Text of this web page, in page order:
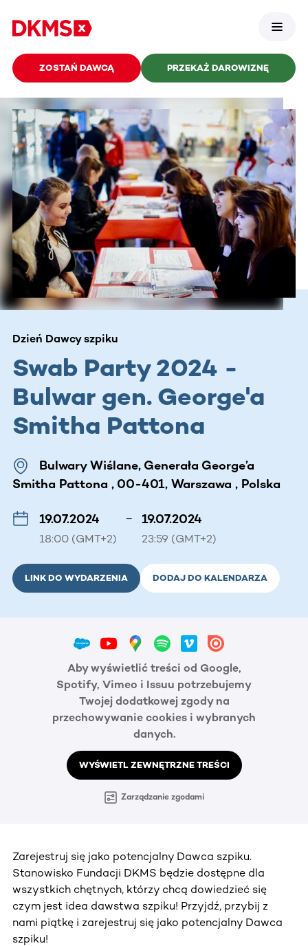
ZOSTAŃ DAWCĄ PRZEKAŻ DAROWIZNĘ
Dzień Dawcy szpiku
Swab Party 2024 -
Bulwar gen. George'a
Smitha Pattona
Bulwary Wiślane, Generała George’a
Smitha Pattona , 00-401, Warszawa , Polska
19.07.2024
18:00 (GMT+2)
– 19.07.2024
23:59 (GMT+2)
LINK DO WYDARZENIA DODAJ DO KALENDARZA
Aby wyświetlić treści od Google,
Spotify, Vimeo i Issuu potrzebujemy
Twojej dodatkowej zgody na
przechowywanie cookies i wybranych
danych.
WYŚWIETL ZEWNĘTRZNE TREŚCI
Zarządzanie zgodami
Zarejestruj się jako potencjalny Dawca szpiku.
Stanowisko Fundacji DKMS będzie dostępne dla
wszystkich chętnych, którzy chcą dowiedzieć się
czym jest idea dawstwa szpiku! Przyjdź, przybij z
nami piątkę i zarejestruj się jako potencjalny Dawca
szpiku!